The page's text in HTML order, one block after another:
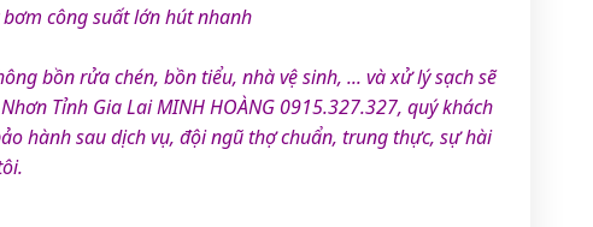
công suất lớn hút nhanh
bồn rửa chén, bồn tiểu, nhà vệ sinh, ... và xử lý sạch sẽ
Tỉnh Gia Lai MINH HOÀNG 0915.327.327, quý khách
hành sau dịch vụ, đội ngũ thợ chuẩn, trung thực, sự hài